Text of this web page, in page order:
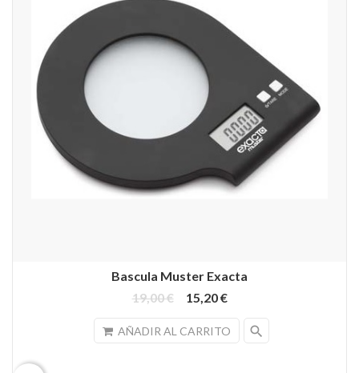
Bascula Muster Exacta
19,00 €
15,20 €
AÑADIR AL CARRITO search